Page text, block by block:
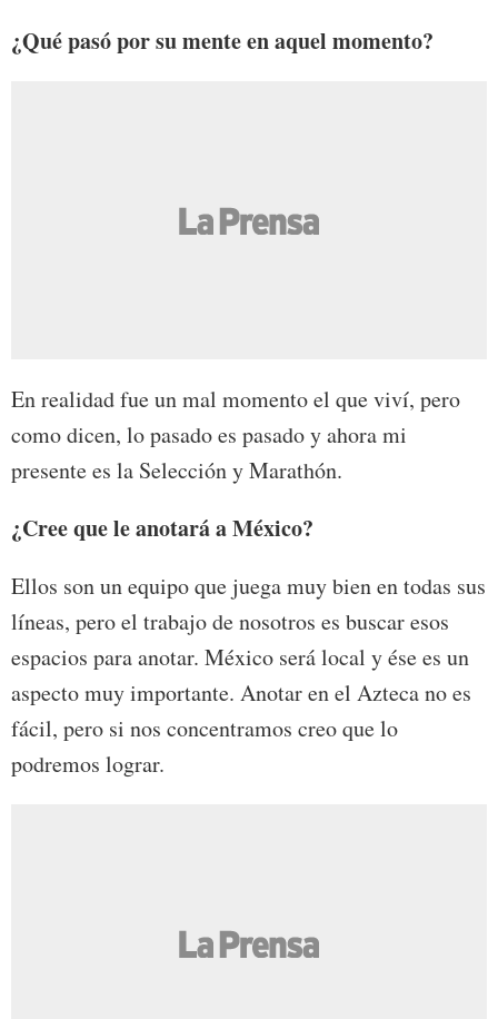
¿Qué pasó por su mente en aquel momento?
En realidad fue un mal momento el que viví, pero
como dicen, lo pasado es pasado y ahora mi
presente es la Selección y Marathón.
¿Cree que le anotará a México?
Ellos son un equipo que juega muy bien en todas sus
líneas, pero el trabajo de nosotros es buscar esos
espacios para anotar. México será local y ése es un
aspecto muy importante. Anotar en el Azteca no es
fácil, pero si nos concentramos creo que lo
podremos lograr.